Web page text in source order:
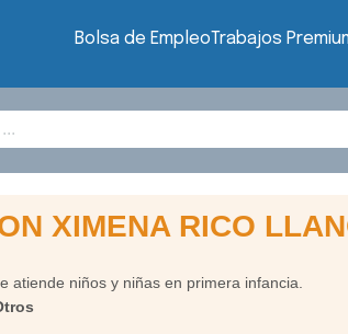
Bolsa de EmpleoTrabajos
XIMENA RICO
atiende niños y niñas en primera infancia.